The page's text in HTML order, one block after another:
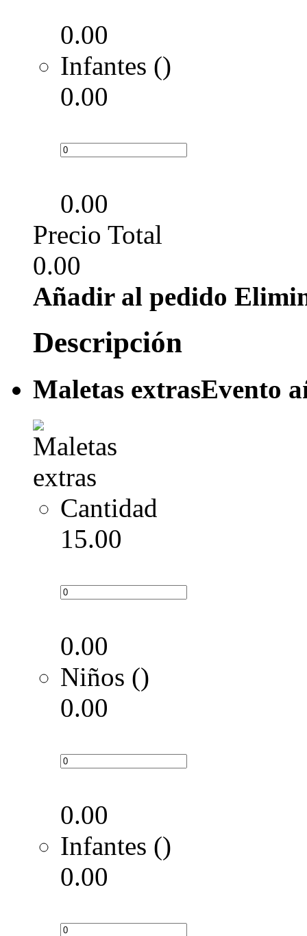
0.00
Infantes ()
0.00
0.00
Precio Total
0.00
Añadir al pedido
Descripción
Maletas extrasEvento
Cantidad
15.00
0.00
Niños ()
0.00
0.00
Infantes ()
0.00